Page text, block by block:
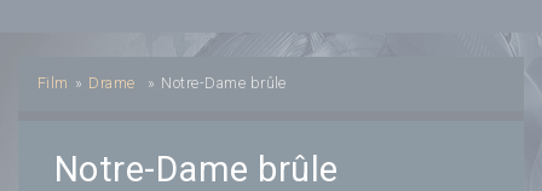
Film » Drame » Notre-Dame brûle
Notre-Dame brûle